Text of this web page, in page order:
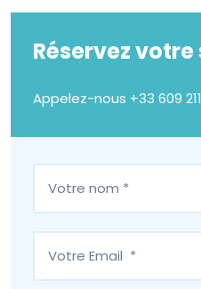
Réservez votre
Appelez-nous +33 609